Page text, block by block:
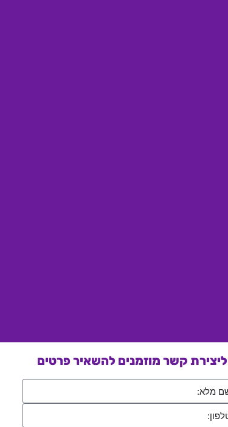
ליצירת קשר מוזמנים להשאיר פרטים